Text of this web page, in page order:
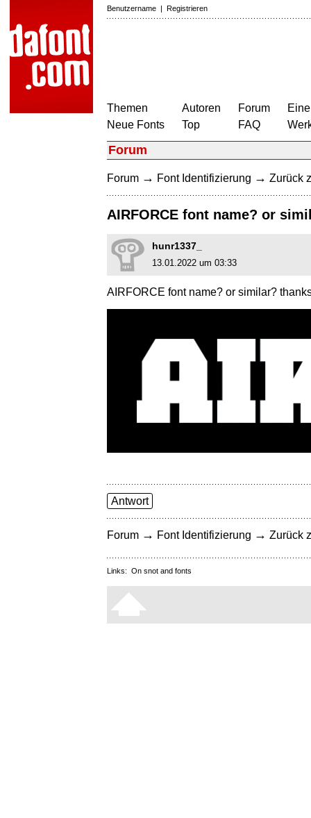
Benutzername | Registrieren
Themen
Neue Fonts
Autoren
Top
Forum
FAQ
Forum
Forum → Font Identifizierung → Zurück
AIRFORCE font name? or
hunr1337_
13.01.2022 um 03:33
AIRFORCE font name? or similar?
Antwort
Forum → Font Identifizierung → Zurück
Links: On snot and fonts